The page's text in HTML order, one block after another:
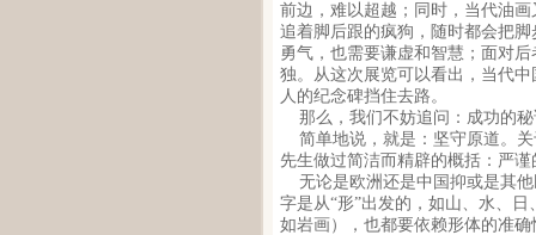
前边，难以超越；同时，当代油
追着脚后跟的疯狗，随时都会把
勇气，也需要谦虚和智慧；面对
独。从这次展览可以看出，当代
人的纪念碑挡住去路。
那么，我们不妨追问：成功的秘
简单地说，就是：坚守原道。关
先生做过简洁而精辟的概括：严
无论是欧洲还是中国抑或是其他
字是从“形”出发的，如山、水、
如岩画），也都要依赖形体的准